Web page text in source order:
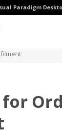
Paradigm